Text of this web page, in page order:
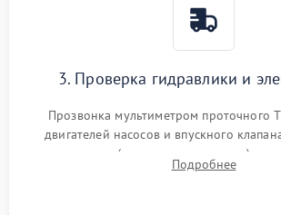
3. Проверка гидравлики и
Прозвонка мультиметром проточного
двигателей насосов и впускного
прессостата (датчика уровня воды),
концевика дверцы и электронного
Подробнее